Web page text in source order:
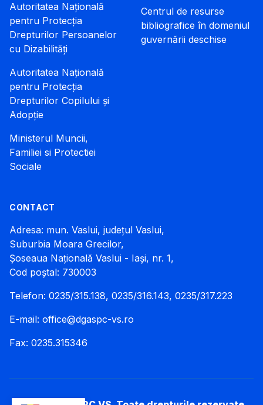
Autoritatea Națională
pentru Protecția
Drepturilor Persoanelor
cu Dizabilități
Autoritatea Națională
pentru Protecția
Drepturilor Copilului și
Adopție
Ministerul Muncii,
Familiei si Protectiei
Sociale
Centrul de resurse
bibliografice în domeniul
guvernării deschise
CONTACT
Adresa: mun. Vaslui, județul Vaslui,
Suburbia Moara Grecilor,
Șoseaua Națională Vaslui - Iași, nr. 1,
Cod poștal: 730003
Telefon: 0235/315.138, 0235/316.143, 0235/317.223
E-mail: office@dgaspc-vs.ro
Fax: 0235.315346